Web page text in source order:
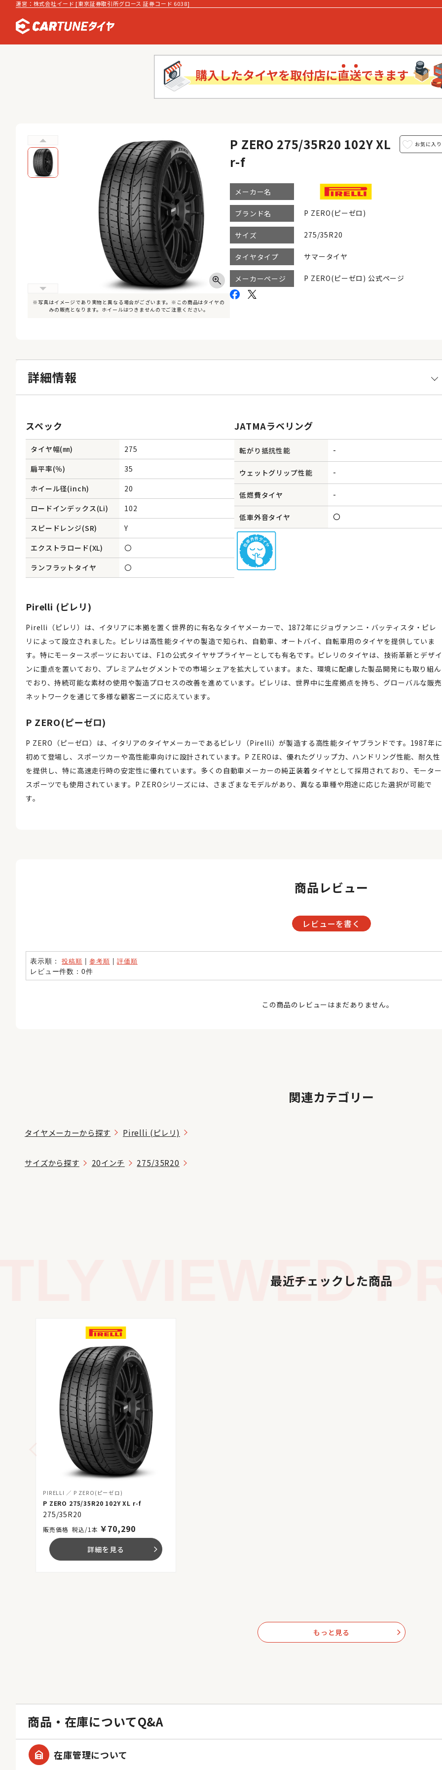
運営：株式会社イード [東京証券取引所グロース 証券コード 6038]
※写真はイメージであり実物と異なる場合がございます。※この商品はタイヤの
みの販売となります。ホイールはつきませんのでご注意ください。
P ZERO 275/35R20 102Y XL
r-f
メーカー名
ブランド名 P ZERO(ピーゼロ)
サイズ 275/35R20
タイヤタイプ サマータイヤ
メーカーページ P ZERO(ピーゼロ) 公式ページ
詳細情報
スペック
タイヤ幅(㎜)
275
扁平率(％)
35
ホイール径(inch)
20
ロードインデックス(Li)
102
スピードレンジ(SR)
Y
エクストラロード(XL)
〇
ランフラットタイヤ
〇
JATMAラベリング
転がり抵抗性能 -
ウェットグリップ性能 -
低燃費タイヤ -
低車外音タイヤ 〇
Pirelli (ピレリ)
Pirelli（ピレリ）は、イタリアに本拠を置く世界的に有名なタイヤメーカーで、1872年にジョヴァンニ・バッティスタ・ピレ
リによって設立されました。ピレリは高性能タイヤの製造で知られ、自動車、オートバイ、自転車用のタイヤを提供していま
す。特にモータースポーツにおいては、F1の公式タイヤサプライヤーとしても有名です。ピレリのタイヤは、技術革新とデザイ
ンに重点を置いており、プレミアムセグメントでの市場シェアを拡大しています。また、環境に配慮した製品開発にも取り組ん
でおり、持続可能な素材の使用や製造プロセスの改善を進めています。ピレリは、世界中に生産拠点を持ち、グローバルな販売
ネットワークを通じて多様な顧客ニーズに応えています。
P ZERO(ピーゼロ)
P ZERO（ピーゼロ）は、イタリアのタイヤメーカーであるピレリ（Pirelli）が製造する高性能タイヤブランドです。1987年に
初めて登場し、スポーツカーや高性能車向けに設計されています。P ZEROは、優れたグリップ力、ハンドリング性能、耐久性
を提供し、特に高速走行時の安定性に優れています。多くの自動車メーカーの純正装着タイヤとして採用されており、モーター
スポーツでも使用されています。P ZEROシリーズには、さまざまなモデルがあり、異なる車種や用途に応じた選択が可能で
す。
商品レビュー
レビューを書く
表示順：投稿順 |参考順 |評価順
レビュー件数：0件
この商品のレビューはまだありません。
関連カテゴリー
タイヤメーカーから探す Pirelli (ピレリ)
サイズから探す 20インチ 275/35R20
VIEWED最近チェックした商品
PIRELLI P ZERO(ピーゼロ)
P ZERO 275/35R20 102Y XL r-f
275/35R20
税込/1本 ￥70,290
詳細を見る arrow_forward_ios
もっと見る arrow_forward_ios
商品・在庫についてQ&A
garage_home 在庫管理について